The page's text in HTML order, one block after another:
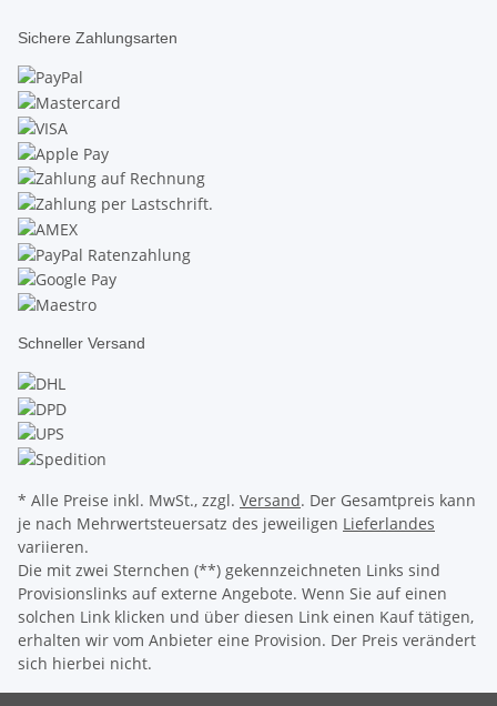
Sichere Zahlungsarten
Schneller Versand
* Alle Preise inkl. MwSt., zzgl. Versand. Der Gesamtpreis kann
je nach Mehrwertsteuersatz des jeweiligen Lieferlandes
variieren.
Die mit zwei Sternchen (**) gekennzeichneten Links sind
Provisionslinks auf externe Angebote. Wenn Sie auf einen
solchen Link klicken und über diesen Link einen Kauf tätigen,
erhalten wir vom Anbieter eine Provision. Der Preis verändert
sich hierbei nicht.